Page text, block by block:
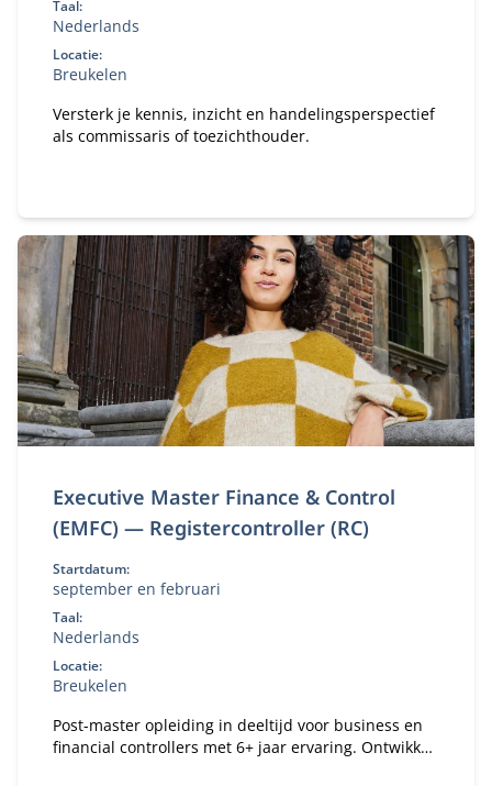
Taal:
Nederlands
Locatie:
Breukelen
Versterk je kennis, inzicht en handelingsperspectief
als commissaris of toezichthouder.
Executive Master Finance & Control
(EMFC) — Registercontroller (RC)
Startdatum:
september en februari
Taal:
Nederlands
Locatie:
Breukelen
Post-master opleiding in deeltijd voor business en
financial controllers met 6+ jaar ervaring. Ontwikkel